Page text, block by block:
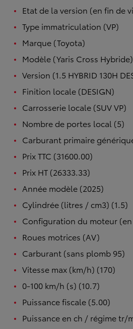
Etat de la version (en fin de
Type immatriculation (VP)
Marque (Toyota)
Modèle (Yaris Cross Hybride)
Version (1.5 HYBRID 130H
Finition locale (DESIGN)
Carrosserie locale (SUV VP)
Nombre de portes local (5)
Carburant primaire
Prix TTC (31600.00)
Prix HT (26333.33)
Année modèle (2025)
Cylindrée (litres / cm3) (1.5)
Configuration du moteur
Roues motrices (AV)
Carburant (sans plomb 95)
Vitesse max (km/h) (170)
0-100 km/h (s) (10.7)
Puissance fiscale (5.00)
Puissance en ch / régime tr/